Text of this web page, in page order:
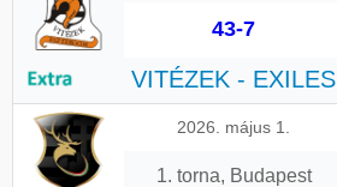
43-7
VITÉZEK - EXILES
2026. május 1.
1. torna, Budapest